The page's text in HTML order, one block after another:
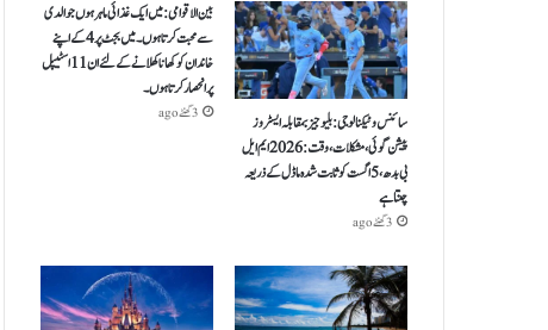
سائنس و ٹیکنالوجی: بلیو جیز بمقابلہ ایسٹروز
پیشن گوئی، مشکلات، وقت: 2026 ایم ایل
بی بدھ، 5 اگست کو ثابت شدہ ماڈل کے ذریعہ
چنتا ہے
3 گھنٹے ago
بین الاقوامی: میں ایک غذائی ماہر ہوں جو الدی
سے محبت کرتا ہوں ۔ میں بجٹ پر 4 کے اپنے
خاندان کو کھانا کھلانے کے لئے ان 11 اسٹیپل
پر انحصار کرتا ہوں ۔
3 گھنٹے ago